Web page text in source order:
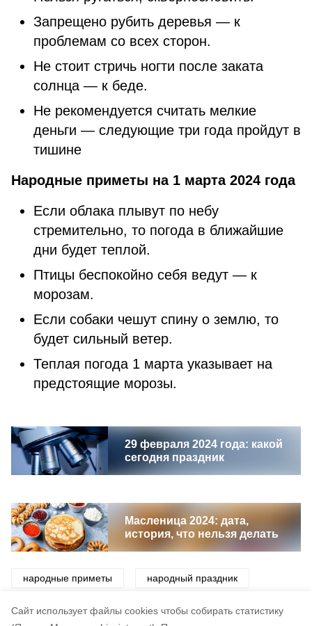
Cайт использует файлы cookies чтобы собирать статистику
Запрещено рубить деревья — к
проблемам со всех сторон.
Не стоит стричь ногти после заката
солнца — к беде.
Не рекомендуется считать мелкие
деньги — следующие три года пройдут в
тишине
Народные приметы на 1 марта 2024 года
Если облака плывут по небу
стремительно, то погода в ближайшие
дни будет теплой.
Птицы беспокойно себя ведут — к
морозам.
Если собаки чешут спину о землю, то
будет сильный ветер.
Теплая погода 1 марта указывает на
предстоящие морозы.
29 февраля 2024 года: какой
сегодня праздник
Масленица 2024: дата,
история, что нельзя делать
народные приметы народный праздник
приметы погода праздник